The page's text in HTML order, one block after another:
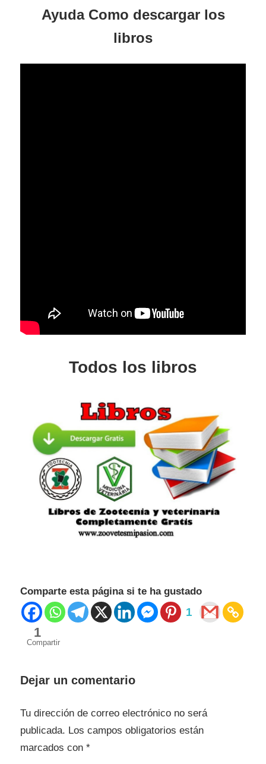
Ayuda Como descargar los
libros
Todos los libros
Comparte esta página si te ha gustado
1
1
Compartir
Dejar un comentario
Tu dirección de correo electrónico no será
publicada. Los campos obligatorios están
marcados con *